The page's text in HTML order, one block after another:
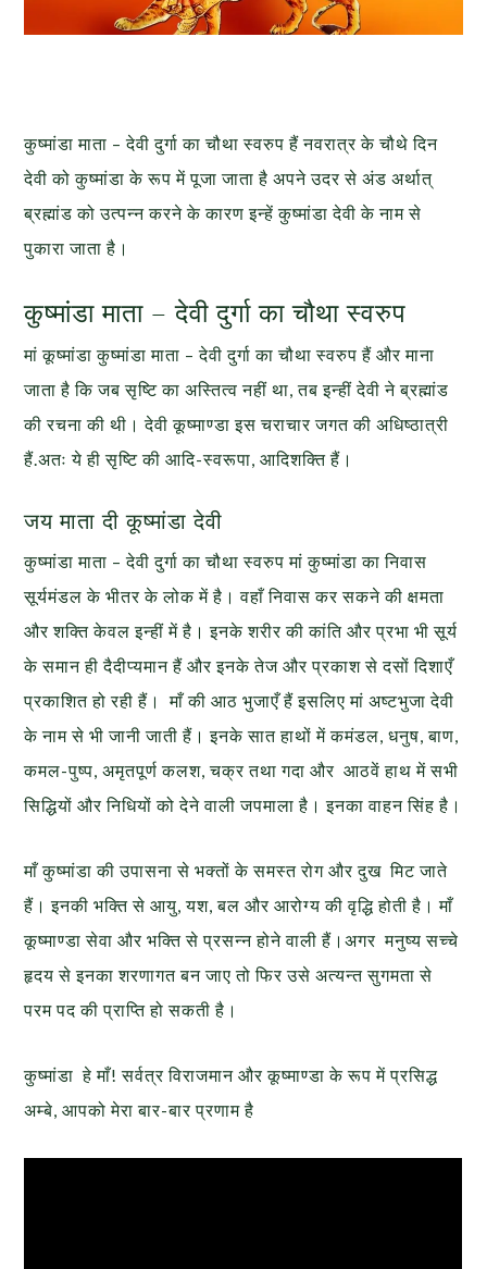
कुष्मांडा माता – देवी दुर्गा का चौथा स्वरुप हैं नवरात्र के चौथे दिन
देवी को कुष्मांडा के रूप में पूजा जाता है अपने उदर से अंड अर्थात्
ब्रह्मांड को उत्पन्न करने के कारण इन्हें कुष्मांडा देवी के नाम से
पुकारा जाता है।
कुष्मांडा माता – देवी दुर्गा का चौथा स्वरुप
मां कूष्मांडा कुष्मांडा माता – देवी दुर्गा का चौथा स्वरुप हैं और माना
जाता है कि जब सृष्टि का अस्तित्व नहीं था, तब इन्हीं देवी ने ब्रह्मांड
की रचना की थी। देवी कूष्माण्डा इस चराचार जगत की अधिष्ठात्री
हैं.अतः ये ही सृष्टि की आदि-स्वरूपा, आदिशक्ति हैं।
जय माता दी कूष्मांडा देवी
कुष्मांडा माता – देवी दुर्गा का चौथा स्वरुप मां कुष्मांडा का निवास
सूर्यमंडल के भीतर के लोक में है। वहाँ निवास कर सकने की क्षमता
और शक्ति केवल इन्हीं में है। इनके शरीर की कांति और प्रभा भी सूर्य
के समान ही दैदीप्यमान हैं और इनके तेज और प्रकाश से दसों दिशाएँ
प्रकाशित हो रही हैं। माँ की आठ भुजाएँ हैं इसलिए मां अष्टभुजा देवी
के नाम से भी जानी जाती हैं। इनके सात हाथों में कमंडल, धनुष, बाण,
कमल-पुष्प, अमृतपूर्ण कलश, चक्र तथा गदा और आठवें हाथ में सभी
सिद्धियों और निधियों को देने वाली जपमाला है। इनका वाहन सिंह है।
माँ कुष्मांडा की उपासना से भक्तों के समस्त रोग और दुख मिट जाते
हैं। इनकी भक्ति से आयु, यश, बल और आरोग्य की वृद्धि होती है। माँ
कूष्माण्डा सेवा और भक्ति से प्रसन्न होने वाली हैं।अगर मनुष्य सच्चे
हृदय से इनका शरणागत बन जाए तो फिर उसे अत्यन्त सुगमता से
परम पद की प्राप्ति हो सकती है।
कुष्मांडा हे माँ! सर्वत्र विराजमान और कूष्माण्डा के रूप में प्रसिद्ध
अम्बे, आपको मेरा बार-बार प्रणाम है